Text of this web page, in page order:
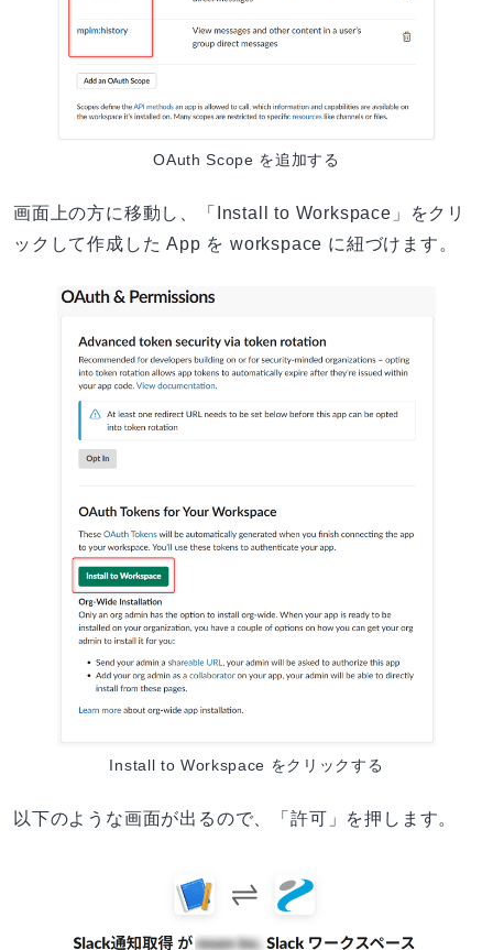
OAuth Scope を追加する
画面上の方に移動し、「Install to Workspace」をクリ
ックして作成した App を workspace に紐づけます。
Install to Workspace をクリックする
以下のような画面が出るので、「許可」を押します。